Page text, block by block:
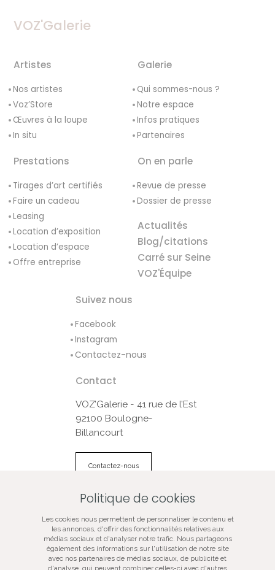
VOZ'Galerie
Artistes
Nos artistes
Voz’Store
Œuvres à la loupe
In situ
Galerie
Qui sommes-nous ?
Notre espace
Infos pratiques
Partenaires
Prestations
Tirages d’art certifiés
Faire un cadeau
Leasing
Location d’exposition
Location d’espace
Offre entreprise
On en parle
Revue de presse
Dossier de presse
Actualités
Blog/citations
Carré sur Seine
VOZ'Équipe
Suivez nous
Facebook
Instagram
Contactez-nous
Contact
VOZ’Galerie - 41 rue de l’Est
92100 Boulogne-
Billancourt
Contactez-nous
VOZ‘Galerie
VOZ‘Image
Mentions légales
Politique de cookies
Les cookies nous permettent de personnaliser le contenu et
les annonces, d'offrir des fonctionnalités relatives aux
médias sociaux et d'analyser notre trafic. Nous partageons
également des informations sur l'utilisation de notre site
avec nos partenaires de médias sociaux, de publicité et
d'analyse, qui peuvent combiner celles-ci avec d'autres